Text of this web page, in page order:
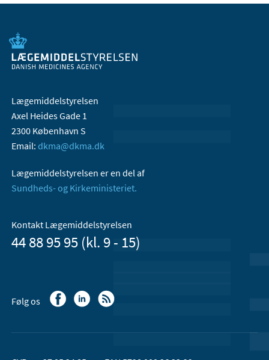
Lægemiddelstyrelsen
Axel Heides Gade 1
2300 København S
Email: dkma@dkma.dk
Lægemiddelstyrelsen er en del af
Sundheds- og Kirkeministeriet.
Kontakt Lægemiddelstyrelsen
44 88 95 95 (kl. 9 - 15)
Følg os